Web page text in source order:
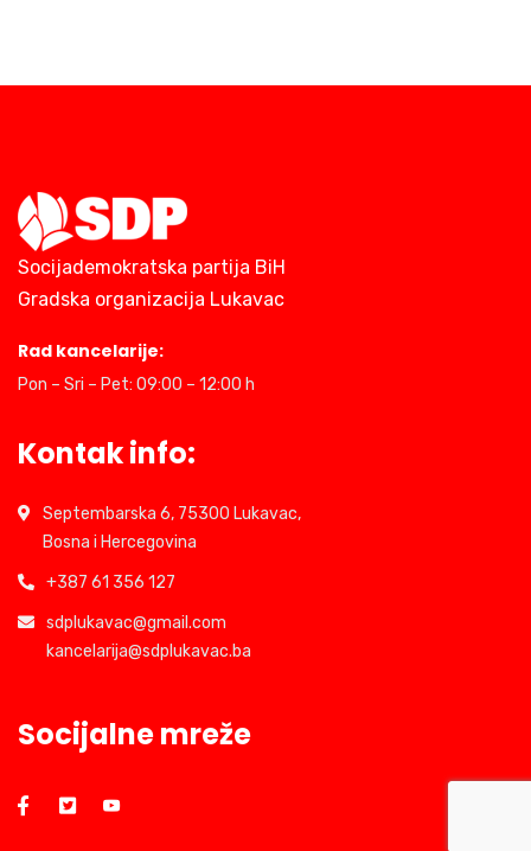
Socijademokratska partija BiH
Gradska organizacija Lukavac
Rad kancelarije:
Pon – Sri – Pet: 09:00 – 12:00 h
Kontak info:
Septembarska 6, 75300 Lukavac,
Bosna i Hercegovina
+387 61 356 127
sdplukavac@gmail.com
kancelarija@sdplukavac.ba
Socijalne mreže